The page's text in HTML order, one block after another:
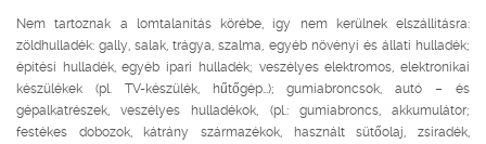
Nem tartoznak a lomtalanítás körébe, így nem kerülnek elszállításra:
zöldhulladék: gally, salak, trágya, szalma, egyéb növényi és állati hulladék;
építési hulladék, egyéb ipari hulladék; veszélyes elektromos, elektronikai
készülékek (pl. TV-készülék, hűtőgép…); gumiabroncsok, autó – és
gépalkatrészek, veszélyes hulladékok, (pl.: gumiabroncs, akkumulátor;
festékes dobozok, kátrány származékok, használt sütőolaj, zsiradék,